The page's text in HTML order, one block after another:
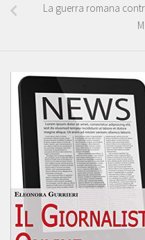
La guerra romana